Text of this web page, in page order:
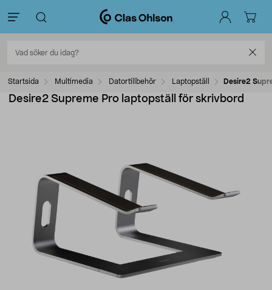
Startsida Multimedia Datortillbehör Laptopställ Desire2
Desire2 Supreme Pro laptopställ för skrivbord